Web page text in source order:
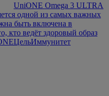
UniONE Omega 3 ULTRA
одной из самых важных
быть включена в
кто ведёт здоровый образ
ЦельИммунитет